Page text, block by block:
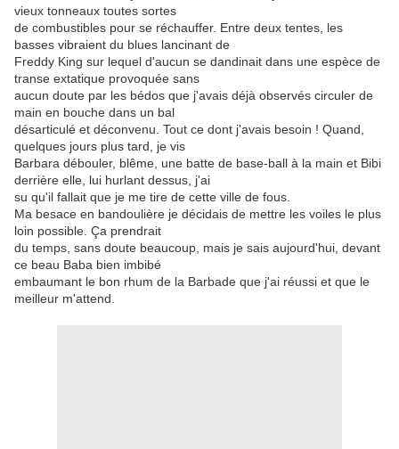
vieux tonneaux toutes sortes
de combustibles pour se réchauffer. Entre deux tentes, les
basses vibraient du blues lancinant de
Freddy King sur lequel d'aucun se dandinait dans une espèce de
transe extatique provoquée sans
aucun doute par les bédos que j'avais déjà observés circuler de
main en bouche dans un bal
désarticulé et déconvenu. Tout ce dont j'avais besoin ! Quand,
quelques jours plus tard, je vis
Barbara débouler, blême, une batte de base-ball à la main et Bibi
derrière elle, lui hurlant dessus, j'ai
su qu'il fallait que je me tire de cette ville de fous.
Ma besace en bandoulière je décidais de mettre les voiles le plus
loin possible. Ça prendrait
du temps, sans doute beaucoup, mais je sais aujourd'hui, devant
ce beau Baba bien imbibé
embaumant le bon rhum de la Barbade que j'ai réussi et que le
meilleur m'attend.